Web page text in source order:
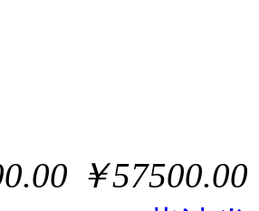
￥57500.00